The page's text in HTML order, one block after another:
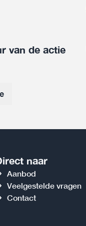
van de actie
naar
Aanbod
Veelgestelde vragen
Contact